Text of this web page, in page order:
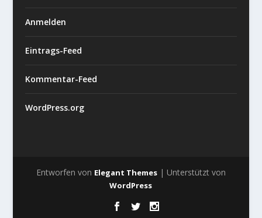
Anmelden
Eintrags-Feed
Kommentar-Feed
WordPress.org
Entworfen von Elegant Themes| Unterstützt von
WordPress